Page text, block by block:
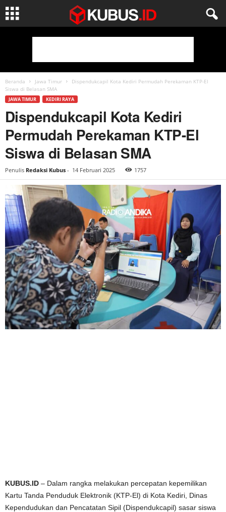
Beranda Jawa Timur
Dispendukcapil Kota Kediri Permudah Perekaman KTP-El
Siswa di Belasan SMA
JAWA TIMUR KEDIRI RAYA
Dispendukcapil Kota Kediri
Permudah Perekaman KTP-El
Siswa di Belasan SMA
Penulis Redaksi Kubus - 14 Februari 2025 1757
KUBUS.ID – Dalam rangka melakukan percepatan kepemilikan
Kartu Tanda Penduduk Elektronik (KTP-El) di Kota Kediri, Dinas
Kependudukan dan Pencatatan Sipil (Dispendukcapil) sasar siswa